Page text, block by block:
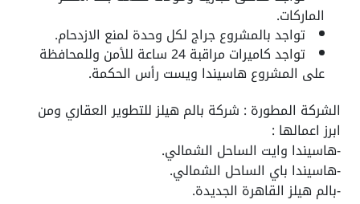
الماركات.
تواجد بالمشروع جراج لكل وحدة لمنع الازدحام.
تواجد كاميرات مراقبة 24 ساعة للأمن وللمحافظة
على المشروع هاسيندا ويست رأس الحكمة.
الشركة المطورة : شركة بالم هيلز للتطوير العقاري ومن
ابرز اعمالها :
-هاسيندا وايت الساحل الشمالي.
-هاسيندا باي الساحل الشمالي.
-بالم هيلز القاهرة الجديدة.